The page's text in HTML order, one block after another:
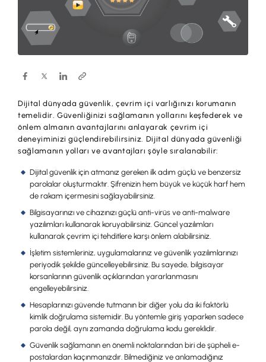
Hesaplar
Yatırım
Kartlar
Sigorta ve Emeklilik
Ödemeler ve Hizmetler
Kampanyalar
Başvuru Yap
ÜRÜN VE HİZMETLERİMİZ
Hesaplar
Yatırım
Finansmanlar
Ticari Kartlar
POS Ürünleri
Dış Ticaret
Nakit Yönetimi
Sigorta ve Emeklilik
Sektörel Paketler
İş Birliklerimiz
Kampanyalar
Başvuru Yap
Ürün ve Hizmet Ücretleri
Dijital dünyada güvenlik, çevrim içi varlığınızı korumanın
temelidir. Güvenliğinizi sağlamanın yollarını keşfederek ve
önlem almanın avantajlarını anlayarak çevrim içi
deneyiminizi güçlendirebilirsiniz. Dijital dünyada güvenliği
sağlamanın yolları ve avantajları şöyle sıralanabilir:
Dijital güvenlik için atmanız gereken ilk adım güçlü ve benzersiz
parolalar oluşturmaktır. Şifrenizin hem büyük ve küçük harf hem
de rakam içermesini sağlayabilirsiniz.
Bilgisayarınızı ve cihazınızı güçlü anti-virüs ve anti-malware
yazılımları kullanarak koruyabilirsiniz. Güncel yazılımları
kullanarak çevrim içi tehditlere karşı önlem alabilirsiniz.
İşletim sistemleriniz, uygulamalarınız ve güvenlik yazılımlarınızı
periyodik şekilde güncelleyebilirsiniz. Bu sayede, bilgisayar
korsanlarının güvenlik açıklarından yararlanmasını
engelleyebilirsiniz.
Hesaplarınızı güvende tutmanın bir diğer yolu da iki faktörlü
kimlik doğrulama sistemidir. Bu yöntemle giriş yaparken sadece
parola değil, aynı zamanda doğrulama kodu gereklidir.
Güvenlik sağlamanın en önemli noktalarından biri de şüpheli e-
postalardan kaçınmanızdır. Bilmediğiniz ve anlamadığınız